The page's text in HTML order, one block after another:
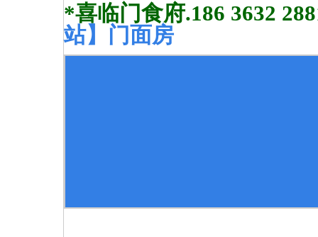
*喜临门食府.186 3632
站】门面房